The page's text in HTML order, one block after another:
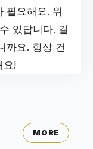
필요해요. 위
있답니다. 결
까요. 항상 건
요!
MORE